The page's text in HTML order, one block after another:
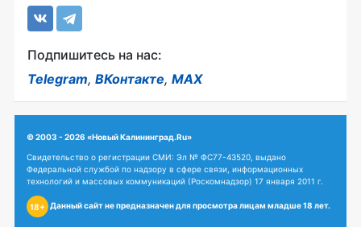
Подпишитесь на нас:
Telegram, ВКонтакте, MAX
© 2003 - 2026 «Новый Калининград.Ru»
Свидетельство о регистрации СМИ: Эл № ФС77-43520, выдано
Федеральной службой по надзору в сфере связи, информационных
технологий и массовых коммуникаций (Роскомнадзор) 17 января 2011 г.
18+ Данный сайт не предназначен для просмотра лицам младше 18 лет.